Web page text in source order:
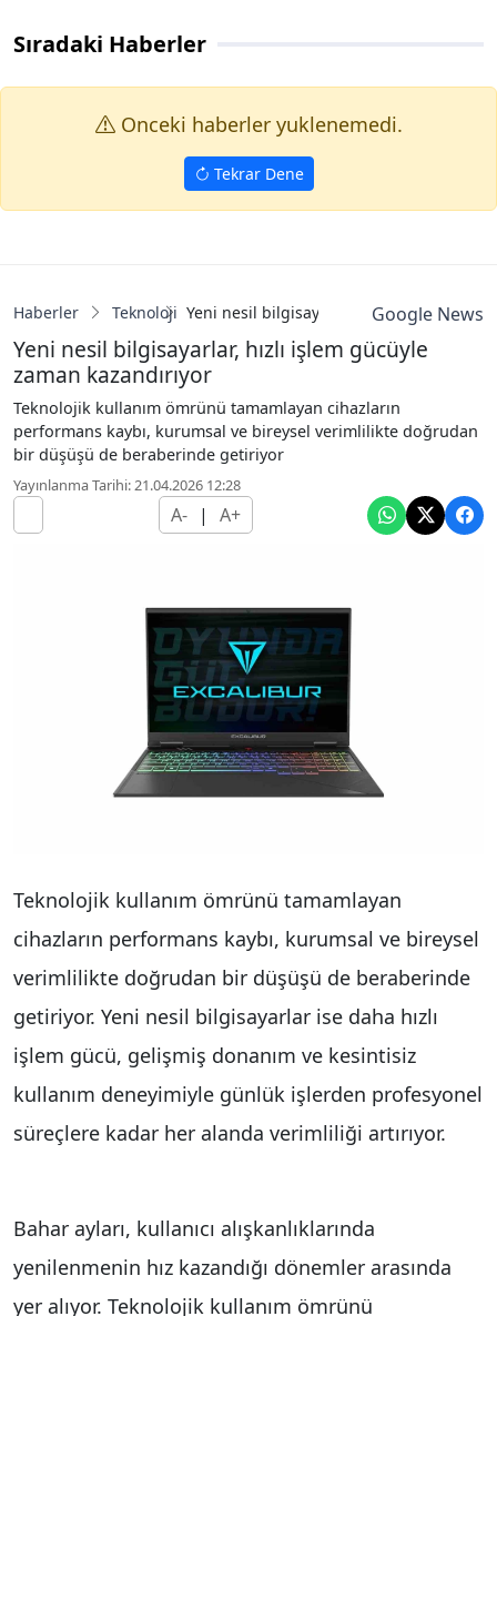
Sıradaki Haberler
Onceki haberler yuklenemedi.
Tekrar Dene
Haberler Teknoloji Yeni nesil bilgisayarlar, hızlı işlem
Google News
Yeni nesil bilgisayarlar, hızlı işlem gücüyle
zaman kazandırıyor
Teknolojik kullanım ömrünü tamamlayan cihazların
performans kaybı, kurumsal ve bireysel verimlilikte doğrudan
bir düşüşü de beraberinde getiriyor
Yayınlanma Tarihi: 21.04.2026 12:28
A- | A+
Teknolojik kullanım ömrünü tamamlayan
cihazların performans kaybı, kurumsal ve bireysel
verimlilikte doğrudan bir düşüşü de beraberinde
getiriyor. Yeni nesil bilgisayarlar ise daha hızlı
işlem gücü, gelişmiş donanım ve kesintisiz
kullanım deneyimiyle günlük işlerden profesyonel
süreçlere kadar her alanda verimliliği artırıyor.
Bahar ayları, kullanıcı alışkanlıklarında
yenilenmenin hız kazandığı dönemler arasında
yer alıyor. Teknolojik kullanım ömrünü